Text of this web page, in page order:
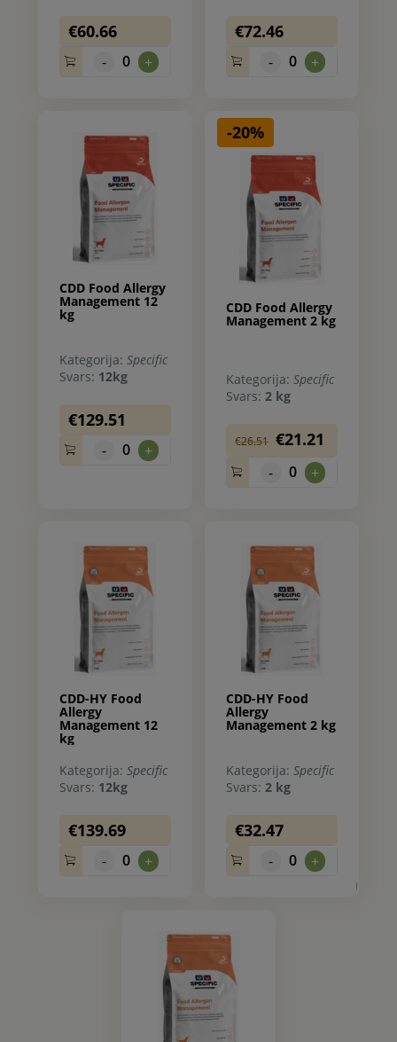
€60.66
- 0 +
€72.46
- 0 +
CDD Food Allergy
Management 12
kg
Kategorija: Specific
Svars: 12kg
€129.51
- 0 +
-20%
CDD Food Allergy
Management 2 kg
Kategorija: Specific
Svars: 2 kg
€26.51 €21.21
- 0 +
CDD-HY Food
Allergy
Management 12
kg
Kategorija: Specific
Svars: 12kg
€139.69
- 0 +
CDD-HY Food
Allergy
Management 2 kg
Kategorija: Specific
Svars: 2 kg
€32.47
- 0 +